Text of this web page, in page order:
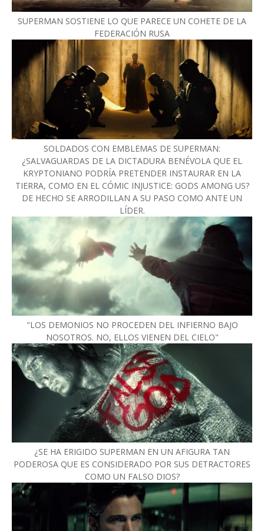
SUPERMAN SOSTIENE LO QUE PARECE UN COHETE DE LA
FEDERACIÓN RUSA
SOLDADOS CON EMBLEMAS DE SUPERMAN:
¿SALVAGUARDAS DE LA DICTADURA BENÉVOLA QUE EL
KRYPTONIANO PODRÍA PRETENDER INSTAURAR EN LA
TIERRA, COMO EN EL CÓMIC INJUSTICE: GODS AMONG US?
DE HECHO SE ARRODILLAN A SU PASO COMO ANTE UN
LÍDER.
"LOS DEMONIOS NO PROCEDEN DEL INFIERNO BAJO
NOSOTROS. NO, ELLOS VIENEN DEL CIELO"
¿SE HA ERIGIDO SUPERMAN EN UN AFIGURA TAN
PODEROSA QUE ES CONSIDERADO POR SUS DETRACTORES
COMO UN FALSO DIOS?